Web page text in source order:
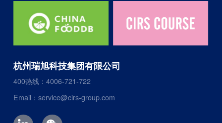
杭州瑞旭科技集团有限公司
400热线：4006-721-722
Email：service@cirs-group.com